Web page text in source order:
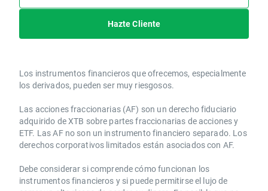
Hazte Cliente
Los instrumentos financieros que ofrecemos, especialmente
los derivados, pueden ser muy riesgosos.
Las acciones fraccionarias (AF) son un derecho fiduciario
adquirido de XTB sobre partes fraccionarias de acciones y
ETF. Las AF no son un instrumento financiero separado. Los
derechos corporativos limitados están asociados con AF.
Debe considerar si comprende cómo funcionan los
instrumentos financieros y si puede permitirse el lujo de